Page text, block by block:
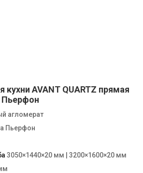
AVANT QUARTZ прямая
Пьерфон
агломерат
Пьерфон
3050×1440×20 мм | 3200×1600×20 мм